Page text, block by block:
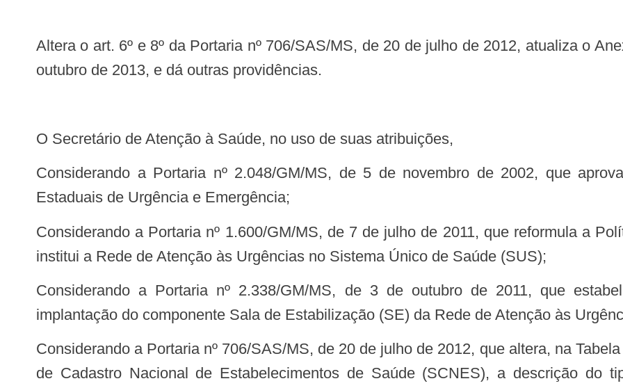
Altera o art. 6º e 8º da Portaria nº 706/SAS/MS, de 20 de julho de 2012, atualiza o Anexo da Portaria nº 1.108/SAS/MS, de 3 de
outubro de 2013, e dá outras providências.
O Secretário de Atenção à Saúde, no uso de suas atribuições,
Considerando a Portaria nº 2.048/GM/MS, de 5 de novembro de 2002, que aprova o Regulamento Técnico dos Sistemas
Estaduais de Urgência e Emergência;
Considerando a Portaria nº 1.600/GM/MS, de 7 de julho de 2011, que reformula a Política Nacional de Atenção às Urgências e
institui a Rede de Atenção às Urgências no Sistema Único de Saúde (SUS);
Considerando a Portaria nº 2.338/GM/MS, de 3 de outubro de 2011, que estabelece diretriz e cria mecanismos para a
implantação do componente Sala de Estabilização (SE) da Rede de Atenção às
Considerando a Portaria nº 706/SAS/MS, de 20 de julho de 2012, que altera, na Tabela de Tipo de Estabelecimentos do Sistema
de Cadastro Nacional de Estabelecimentos de Saúde (SCNES), a descrição do